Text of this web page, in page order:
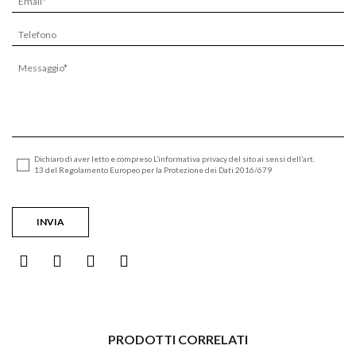
Dichiaro di aver letto e compreso L’informativa privacy del sito ai sensi dell’art.
13 del Regolamento Europeo per la Protezione dei Dati 2016/679
PRODOTTI CORRELATI